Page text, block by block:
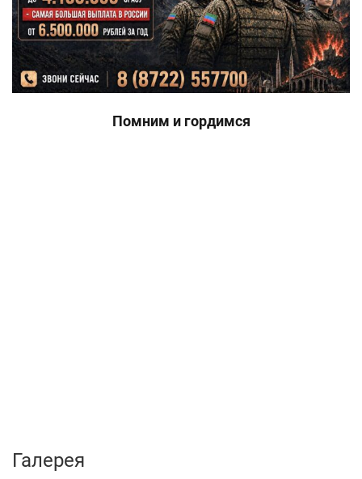
Помним и гордимся
Галерея